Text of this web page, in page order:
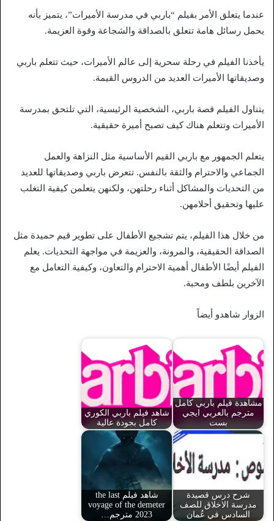
عندما يتعلق الأمر بفيلم “باربي في مدرسة الأميرات”، يتميز بأنه
يحمل رسائل هامة تتعلق بالصداقة والشجاعة وقوة العزيمة.
يأخذنا الفيلم في رحلة سحرية إلى عالم الأميرات، حيث تتعلم باربي
وصديقاتها الأميرات العديد من الدروس القيمة.
يتناول الفيلم قصة باربي، الشخصية الرئيسية، التي تلتحق بمدرسة
الأميرات وتتعلم هناك كيف تصبح أميرة حقيقية.
يتعلم الجمهور مع باربي القيم الأساسية مثل النزاهة والعمل
الجماعي والاحترام والثقة بالنفس. تتعرض باربي وصديقاتها للعديد
من التحديات والمشاكل أثناء رحلتهن، ولكنهن يتعلمن كيفية التغلب
عليها وتحقيق أحلامهن.
من خلال هذا الفيلم، يتم تشجيع الأطفال على تطوير قيم حميدة مثل
الصداقة الحقيقية، والمرونة، والعزيمة في مواجهة التحديات. يعلم
الفيلم أيضًا الأطفال أهمية الاحترام والتعاون، وكيفية التعامل مع
الآخرين بلطف ومحبة.
الزوار شاهدو أيضاً
مشاهدة فيلم باربي كامل
مترجم بالعربي ايجي
بست
شاهد فيلم باربي الكوري
كامل بجودة عالية
شرح درس قصيدة
مدرسة الاخلاق للصف
السادس في عُمان
شاهد فيلم the last
voyage of the demeter
2023 مترجم…